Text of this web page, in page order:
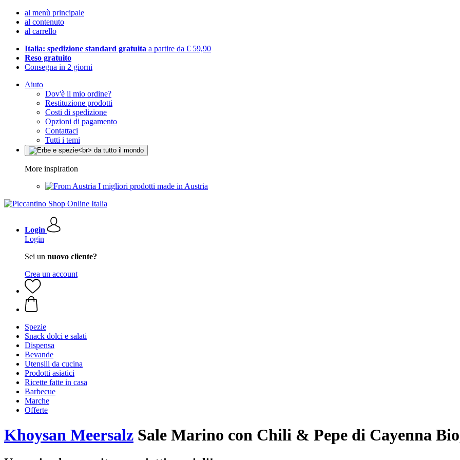
al menù principale
al contenuto
al carrello
Italia: spedizione standard gratuita a partire da € 59,90
Reso gratuito
Consegna in 2 giorni
Aiuto
Dov'è il mio ordine?
Restituzione prodotti
Costi di spedizione
Opzioni di pagamento
Contattaci
Tutti i temi
More inspiration
I migliori prodotti made in Austria
Login
Login
Sei un nuovo cliente?
Crea un account
Spezie
Snack dolci e salati
Dispensa
Bevande
Utensili da cucina
Prodotti asiatici
Ricette fatte in casa
Barbecue
Marche
Offerte
Khoysan Meersalz Sale Marino con Chili & Pepe di Cayenna